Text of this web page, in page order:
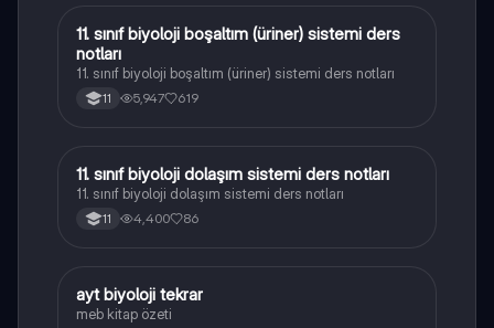
Biyoloji
11. sınıf biyoloji boşaltım (üriner) sistemi ders
notları
11. sınıf biyoloji boşaltım (üriner) sistemi ders notları
11 5,947 619
Biyoloji
11. sınıf biyoloji dolaşım sistemi ders notları
11. sınıf biyoloji dolaşım sistemi ders notları
11 4,400 86
Biyoloji
ayt biyoloji tekrar
meb kitap özeti